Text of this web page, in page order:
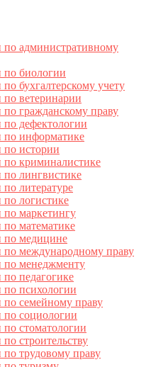
по административному
по биологии
бухгалтерскому учету
по ветеринарии
по гражданскому праву
по дефектологии
по информатике
по истории
по криминалистике
по лингвистике
литературе
по логистике
по маркетингу
по математике
по медицине
по международному праву
по менеджменту
педагогике
по психологии
по семейному праву
по социологии
стоматологии
строительству
по трудовому праву